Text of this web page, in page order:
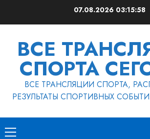
07.08.2026 03:15:59
ВСЕ
СПОРТА
ВСЕ ТРАНСЛЯЦИИ СПОРТА,
РЕЗУЛЬТАТЫ СПОРТИВНЫХ
Основное